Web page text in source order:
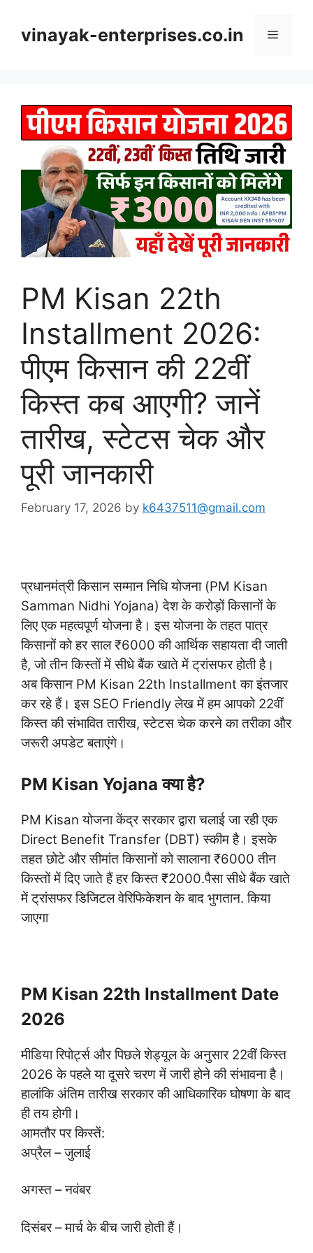
contentvinayak-enterprises.co.in Menu
PM Kisan 22th
Installment 2026:
पीएम किसान की 22वीं
किस्त कब आएगी? जानें
तारीख, स्टेटस चेक और
पूरी जानकारी
February 17, 2026 by k6437511@gmail.com
प्रधानमंत्री किसान सम्मान निधि योजना (PM Kisan
Samman Nidhi Yojana) देश के करोड़ों किसानों के
लिए एक महत्वपूर्ण योजना है। इस योजना के तहत पात्र
किसानों को हर साल ₹6000 की आर्थिक सहायता दी जाती
है, जो तीन किस्तों में सीधे बैंक खाते में ट्रांसफर होती है।
अब किसान PM Kisan 22th Installment का इंतजार
कर रहे हैं। इस SEO Friendly लेख में हम आपको 22वीं
किस्त की संभावित तारीख, स्टेटस चेक करने का तरीका और
जरूरी अपडेट बताएंगे।
PM Kisan Yojana क्या है?
PM Kisan योजना केंद्र सरकार द्वारा चलाई जा रही एक
Direct Benefit Transfer (DBT) स्कीम है। इसके
तहत छोटे और सीमांत किसानों को सालाना ₹6000 तीन
किस्तों में दिए जाते हैं हर किस्त ₹2000.पैसा सीधे बैंक खाते
में ट्रांसफर डिजिटल वेरिफिकेशन के बाद भुगतान. किया
जाएगा
PM Kisan 22th Installment Date
2026
मीडिया रिपोर्ट्स और पिछले शेड्यूल के अनुसार 22वीं किस्त
2026 के पहले या दूसरे चरण में जारी होने की संभावना है।
हालांकि अंतिम तारीख सरकार की आधिकारिक घोषणा के बाद
ही तय होगी।
आमतौर पर किस्तें:
अप्रैल – जुलाई
अगस्त – नवंबर
दिसंबर – मार्च‌ के बीच जारी होती हैं।